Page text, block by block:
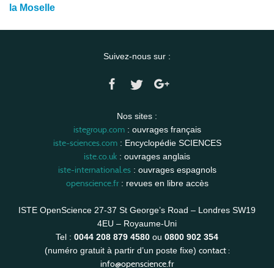
la Moselle
Suivez-nous sur :
Nos sites :
istegroup.com: ouvrages français
iste-sciences.com: Encyclopédie SCIENCES
iste.co.uk : ouvrages anglais
iste-international.es: ouvrages espagnols
openscience.fr: revues en libre accès
ISTE OpenScience 27-37 St George’s Road – Londres SW19
4EU – Royaume-Uni
Tel : 0044 208 879 4580 ou 0800 902 354
(numéro gratuit à partir d’un poste fixe) contact :
info@openscience.fr